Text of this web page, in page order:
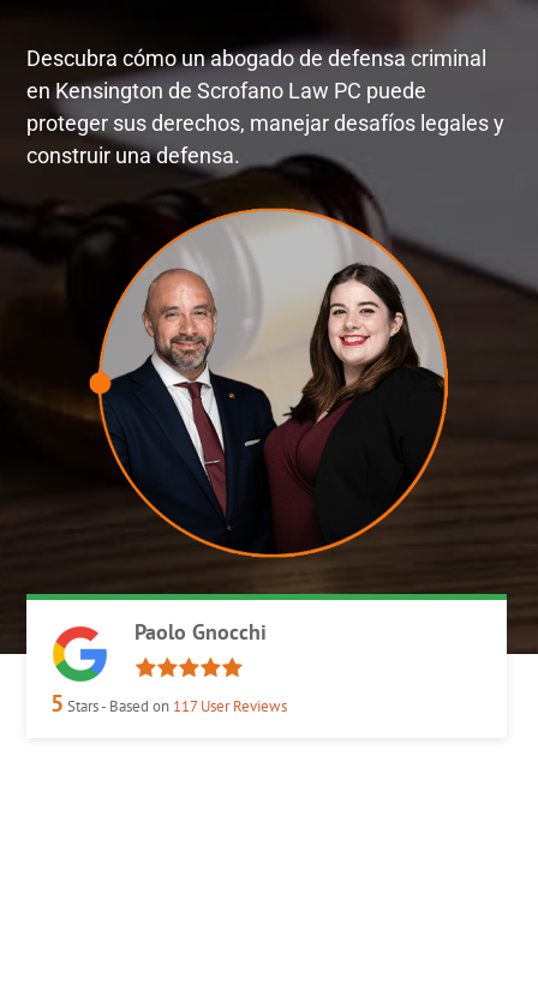
Descubra cómo un abogado de defensa criminal
en Kensington de Scrofano Law PC puede
proteger sus derechos, manejar desafíos legales y
construir una defensa.
Paolo Gnocchi
5 Stars - Based on 117User Reviews